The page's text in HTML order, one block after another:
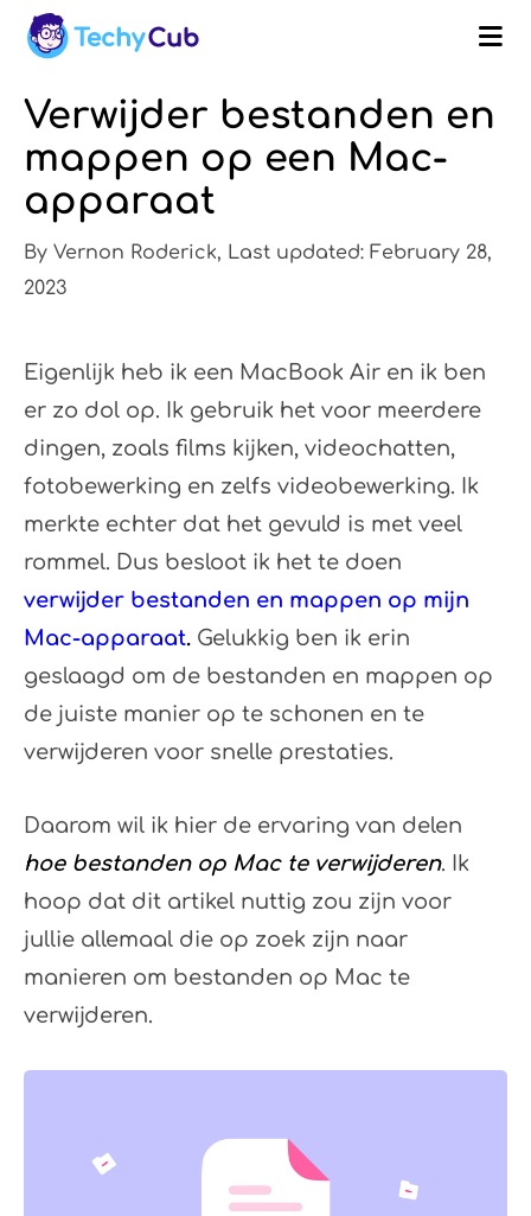
Verwijder bestanden en
mappen op een Mac-
apparaat
By Vernon Roderick, Last updated: February 28,
2023
Eigenlijk heb ik een MacBook Air en ik ben
er zo dol op. Ik gebruik het voor meerdere
dingen, zoals films kijken, videochatten,
fotobewerking en zelfs videobewerking. Ik
merkte echter dat het gevuld is met veel
rommel. Dus besloot ik het te doen
verwijder bestanden en mappen op mijn
Mac-apparaat. Gelukkig ben ik erin
geslaagd om de bestanden en mappen op
de juiste manier op te schonen en te
verwijderen voor snelle prestaties.
Daarom wil ik hier de ervaring van delen
hoe bestanden op Mac te verwijderen. Ik
hoop dat dit artikel nuttig zou zijn voor
jullie allemaal die op zoek zijn naar
manieren om bestanden op Mac te
verwijderen.